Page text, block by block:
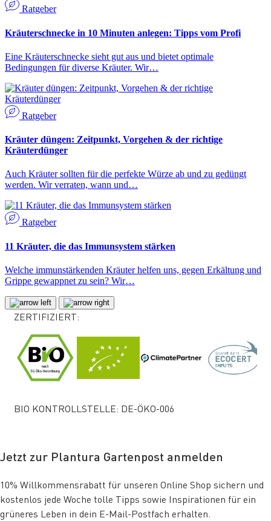
Ratgeber
Kräuterschnecke in 10 Minuten anlegen: Tipps vom Profi
Eine Kräuterschnecke sieht gut aus und bietet optimale
Bedingungen für diverse Kräuter. Wir…
Ratgeber
Kräuter düngen: Zeitpunkt, Vorgehen & der richtige
Kräuterdünger
Auch Kräuter sollten für die perfekte Würze ab und zu gedüngt
werden. Wir verraten, wann und…
Ratgeber
11 Kräuter, die das Immunsystem stärken
Welche immunstärkenden Kräuter helfen uns, gegen Erkältung und
Grippe gewappnet zu sein? Wir…
ZERTIFIZIERT:
BIO KONTROLLSTELLE: DE-ÖKO-006
Jetzt zur Plantura Gartenpost anmelden
10% Willkommensrabatt für unseren Online Shop sichern und
kostenlos jede Woche tolle Tipps sowie Inspirationen für ein
grüneres Leben in dein E-Mail-Postfach erhalten.